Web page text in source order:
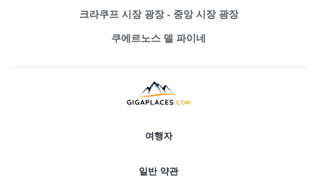
크라쿠프 시장 광장 - 중앙 시장 광장
쿠에르노스 델 파이네
여행자
일반 약관